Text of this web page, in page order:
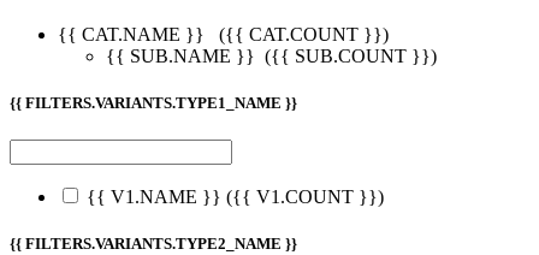
{{ CAT.NAME }}
({{ CAT.COUNT }})
{{ SUB.NAME }} ({{ SUB.COUNT }})
{{ FILTERS.VARIANTS.TYPE1_NAME }}
{{ V1.NAME }} ({{ V1.COUNT }})
{{ FILTERS.VARIANTS.TYPE2_NAME }}